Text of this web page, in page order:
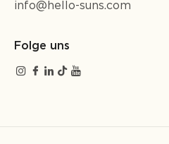
info@hello-suns.com
Folge uns